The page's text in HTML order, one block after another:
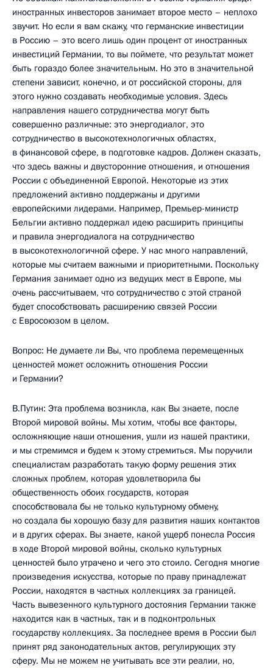
иностранных инвесторов занимает второе место – неплохо
звучит. Но если я вам скажу, что германские инвестиции
в Россию – это всего лишь один процент от иностранных
инвестиций Германии, то вы поймете, что результат может
быть гораздо более значительным. Но это в значительной
степени зависит, конечно, и от российской стороны, для
этого нужно создавать необходимые условия. Здесь
направления нашего сотрудничества могут быть
совершенно различные: это энергодиалог, это
сотрудничество в высокотехнологичных областях,
в финансовой сфере, в подготовке кадров. Должен сказать,
что здесь важны и двусторонние отношения, и отношения
России с объединенной Европой. Некоторые из этих
предложений активно поддержаны и другими
европейскими лидерами. Например, Премьер-министр
Бельгии активно поддержал идею расширить принципы
и правила энергодиалога на сотрудничество
в высокотехнологичной сфере. У нас много направлений,
которые мы считаем важными и приоритетными. Поскольку
Германия занимает одно из ведущих мест в Европе, мы
очень рассчитываем, что сотрудничество с этой страной
будет способствовать расширению связей России
с Евросоюзом в целом.
Вопрос: Не думаете ли Вы, что проблема перемещенных
ценностей может осложнить отношения России
и Германии?
В.Путин: Эта проблема возникла, как Вы знаете, после
Второй мировой войны. Мы хотим, чтобы все факторы,
осложняющие наши отношения, ушли из нашей практики,
и мы стремимся и будем к этому стремиться. Мы поручили
специалистам разработать такую форму решения этих
сложных проблем, которая удовлетворила бы
общественность обоих государств, которая
способствовала бы не только культурному обмену,
но создала бы хорошую базу для развития наших контактов
и в других сферах. Вы знаете, какой ущерб понесла Россия
в ходе Второй мировой войны, сколько культурных
ценностей было утрачено и чего это стоило. Сегодня многие
произведения искусства, которые по праву принадлежат
России, находятся в частных коллекциях за границей.
Часть вывезенного культурного достояния Германии также
находится как в частных, так и в подконтрольных
государству коллекциях. За последнее время в России был
принят ряд законодательных актов, регулирующих эту
сферу. Мы не можем не учитывать все эти реалии, но,